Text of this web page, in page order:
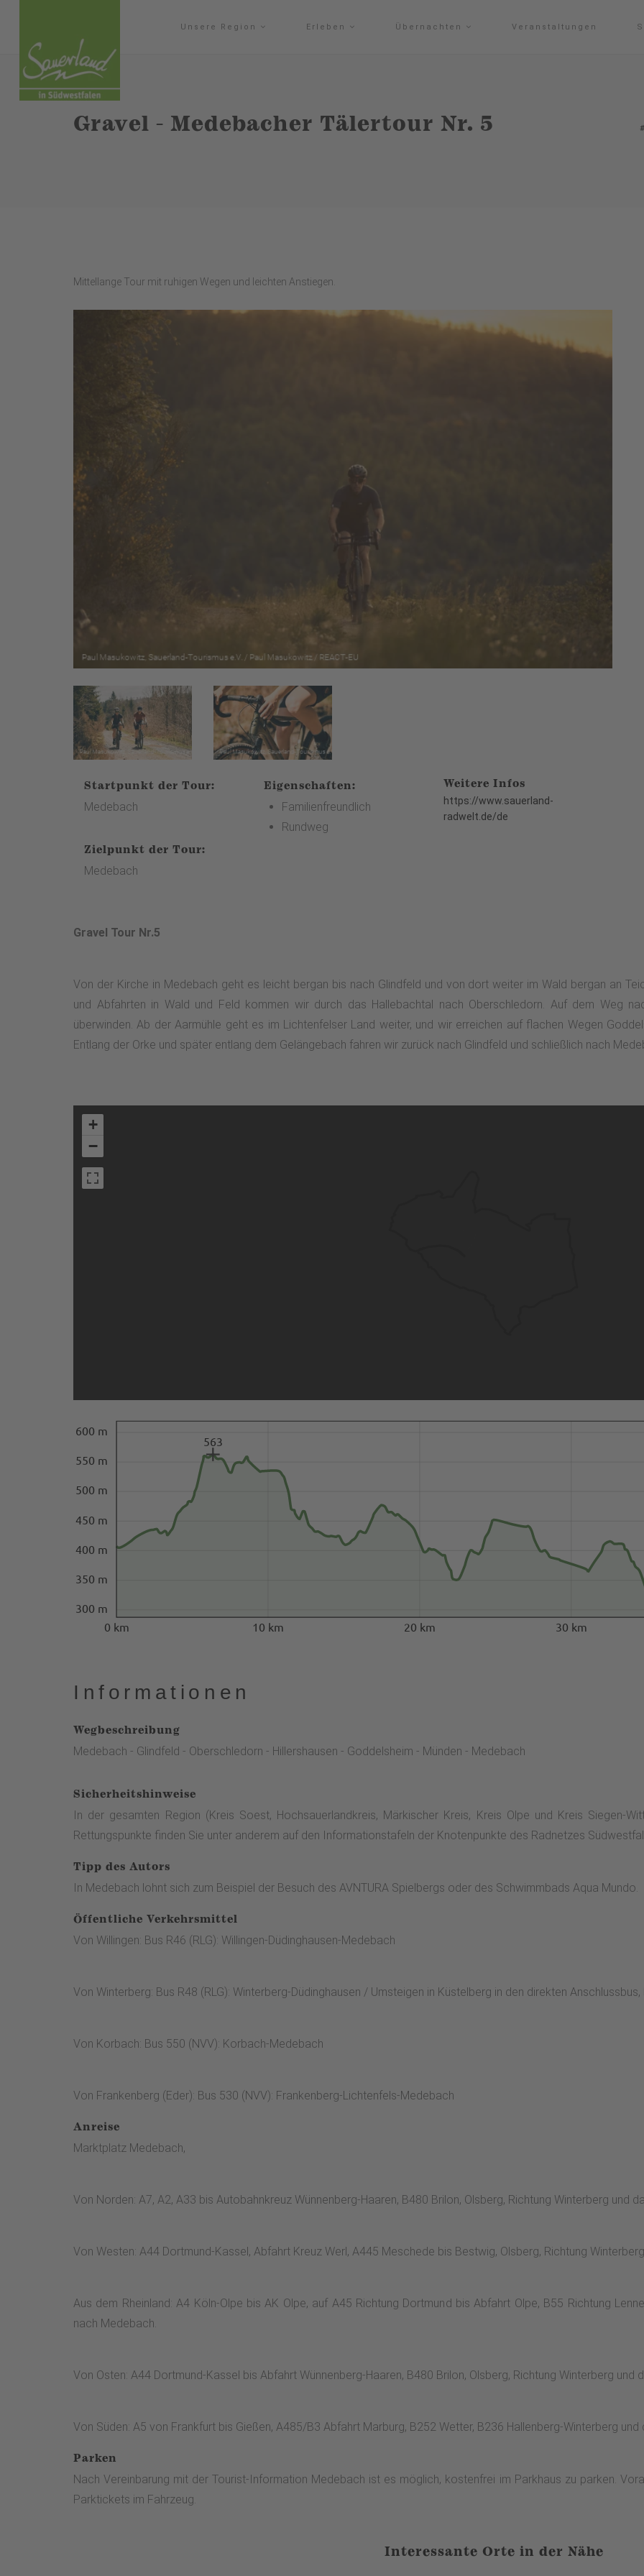
Unsere Region Erleben Übernachten Veranstaltungen
Gravel - Medebacher Tälertour Nr. 5
Mittellange Tour mit ruhigen Wegen und leichten Anstiegen.
Startpunkt der Tour:
Medebach
Zielpunkt der Tour:
Medebach
Eigenschaften:
Familienfreundlich
Rundweg
Weitere Infos
https://www.sauerland-
radwelt.de/de
Gravel Tour Nr.5
Von der Kirche in Medebach geht es leicht bergan bis nach Glindfeld und von dort weiter im Wald bergan an
und Abfahrten in Wald und Feld kommen wir durch das Hallebachtal nach Oberschledorn. Auf dem Weg
überwinden. Ab der Aarmühle geht es im Lichtenfelser Land weiter, und wir erreichen auf flachen Wegen
Entlang der Orke und später entlang dem Gelängebach fahren wir zurück nach Glindfeld und schließlich nach
+
−
0 km 10 km 20 km 30 km
300 m
350 m
400 m
450 m
500 m
550 m
600 m
563
Informationen
Wegbeschreibung
Medebach - Glindfeld - Oberschledorn - Hillershausen - Goddelsheim - Münden - Medebach
Sicherheitshinweise
In der gesamten Region (Kreis Soest, Hochsauerlandkreis, Märkischer Kreis, Kreis Olpe und Kreis Siegen-
Rettungspunkte finden Sie unter anderem auf den Informationstafeln der Knotenpunkte des Radnetzes
Tipp des Autors
In Medebach lohnt sich zum Beispiel der Besuch des AVNTURA Spielbergs oder des Schwimmbads Aqua Mundo.
Öffentliche Verkehrsmittel
Von Willingen: Bus R46 (RLG): Willingen-Düdinghausen-Medebach
Von Winterberg: Bus R48 (RLG): Winterberg-Düdinghausen / Umsteigen in Küstelberg in den direkten
Von Korbach: Bus 550 (NVV): Korbach-Medebach
Von Frankenberg (Eder): Bus 530 (NVV): Frankenberg-Lichtenfels-Medebach
Anreise
Marktplatz Medebach,
Von Norden: A7, A2, A33 bis Autobahnkreuz Wünnenberg-Haaren, B480 Brilon, Olsberg, Richtung Winterberg und
Von Westen: A44 Dortmund-Kassel, Abfahrt Kreuz Werl, A445 Meschede bis Bestwig, Olsberg, Richtung
Aus dem Rheinland: A4 Köln-Olpe bis AK Olpe, auf A45 Richtung Dortmund bis Abfahrt Olpe, B55 Richtung
nach Medebach.
Von Osten: A44 Dortmund-Kassel bis Abfahrt Wünnenberg-Haaren, B480 Brilon, Olsberg, Richtung Winterberg und
Von Süden: A5 von Frankfurt bis Gießen, A485/B3 Abfahrt Marburg, B252 Wetter, B236 Hallenberg-Winterberg und
Parken
Nach Vereinbarung mit der Tourist-Information Medebach ist es möglich, kostenfrei im Parkhaus zu parken.
Parktickets im Fahrzeug.
Interessante Orte in der Nähe